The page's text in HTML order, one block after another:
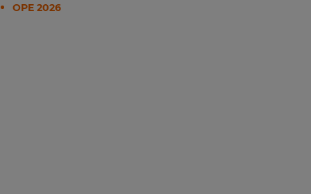
OPE 2026